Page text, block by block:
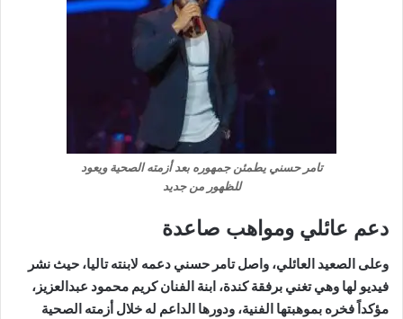
تامر حسني يطمئن جمهوره بعد أزمته الصحية ويعود
للظهور من جديد
دعم عائلي ومواهب صاعدة
وعلى الصعيد العائلي، واصل تامر حسني دعمه لابنته تاليا، حيث نشر
فيديو لها وهي تغني برفقة كندة، ابنة الفنان كريم محمود عبدالعزيز،
مؤكداً فخره بموهبتها الفنية، ودورها الداعم له خلال أزمته الصحية